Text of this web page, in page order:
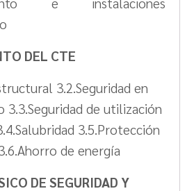
DEL CTE
3.2.Seguridad en
3.3.Seguridad de utilización
3.5.Protección
de energía
DE SEGURIDAD Y